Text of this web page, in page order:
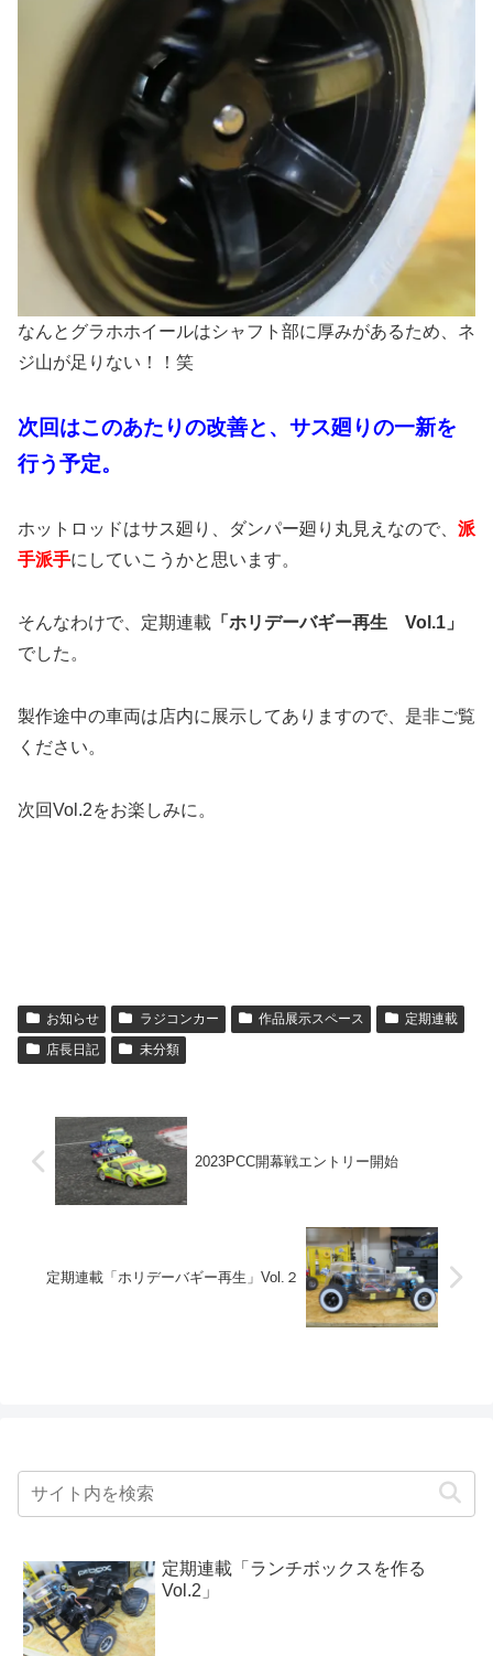
なんとグラホホイールはシャフト部に厚みがあるため、ネ
ジ山が足りない！！笑
次回はこのあたりの改善と、サス廻りの一新を
行う予定。
ホットロッドはサス廻り、ダンパー廻り丸見えなので、 派
手派手にしていこうかと思います。
そんなわけで、定期連載 「ホリデーバギー再生 Vol.1」
でした。
製作途中の車両は店内に展示してありますので、是非ご覧
ください。
次回Vol.2をお楽しみに。
お知らせ ラジコンカー 作品展示スペース
定期連載
店長日記
未分類
2023PCC開幕戦エントリー開始
定期連載「ホリデーバギー再生」Vol.２
定期連載「ランチボックスを作る
Vol.2」